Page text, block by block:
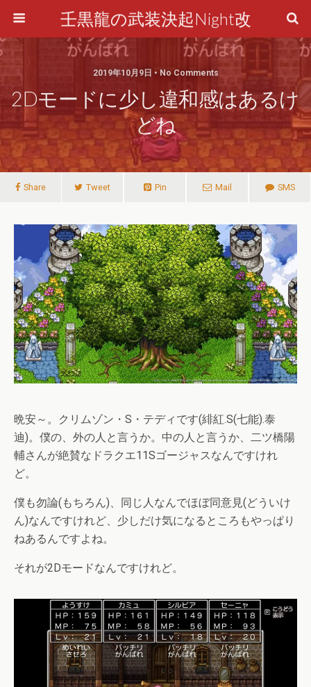
壬黒龍の武装決起Night改
2019年10月9日 • No Comments
2Dモードに少し違和感はあるけ
どね
Share Tweet Pin Mail SMS
晩安～。クリムゾン・S・テディです(緋紅.S(七能).泰
迪)。僕の、外の人と言うか。中の人と言うか、二ツ橋陽
輔さんが絶賛なドラクエ11Sゴージャスなんですけれ
ど。
僕も勿論(もちろん)、同じ人なんでほぼ同意見(どういけ
ん)なんですけれど、少しだけ気になるところもやっぱり
ねあるんですよね。
それが2Dモードなんですけれど。